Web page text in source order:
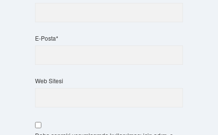
E-Posta*
Web Sitesi